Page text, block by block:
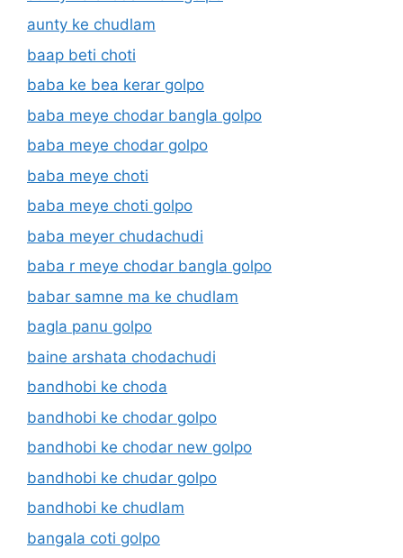
aunty ke chudlam
baap beti choti
baba ke bea kerar golpo
baba meye chodar bangla golpo
baba meye chodar golpo
baba meye choti
baba meye choti golpo
baba meyer chudachudi
baba r meye chodar bangla golpo
babar samne ma ke chudlam
bagla panu golpo
baine arshata chodachudi
bandhobi ke choda
bandhobi ke chodar golpo
bandhobi ke chodar new golpo
bandhobi ke chudar golpo
bandhobi ke chudlam
bangala coti golpo